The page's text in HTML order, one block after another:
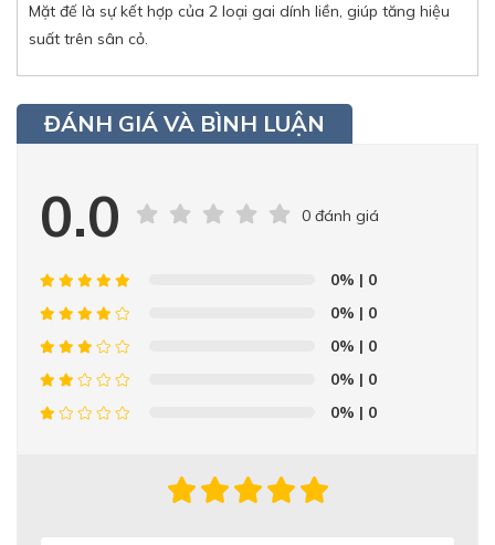
Mặt đế là sự kết hợp của 2 loại gai dính liền, giúp tăng hiệu
suất trên sân cỏ.
ĐÁNH GIÁ VÀ BÌNH LUẬN
0.0 0 đánh giá
0% | 0
0% | 0
0% | 0
0% | 0
0% | 0